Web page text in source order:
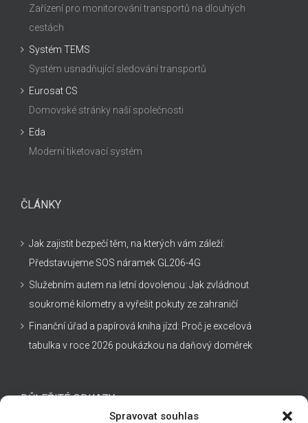
Spravovat souhlas
Zařízení pro monitorování transportů na dlouhých
cestách
Systém TEMS
Systém usnadňující sledování transportů
Eurosat CS
Domovské stránky naší společnosti
Eda
Moderní tiketovací systém
ČLÁNKY
Jak zajistit bezpečí těm, na kterých vám záleží:
Představujeme SOS náramek GL206-4G
Služebním autem na letní dovolenou: Jak zvládnout
soukromé kilometry a vyřešit pokuty ze zahraničí
Finanční úřad a papírová kniha jízd: Proč je excelová
tabulka v roce 2026 poukázkou na daňový doměrek
DŮLEŽITÉ ODKAZY